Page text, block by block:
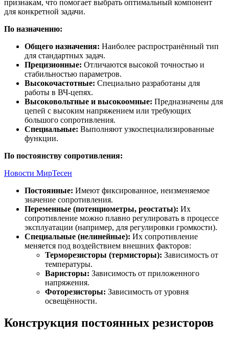
признакам, что помогает выбрать оптимальный компонент
для конкретной задачи.
По назначению:
Общего назначения: Наиболее распространённый тип
для стандартных задач.
Прецизионные: Отличаются высокой точностью и
стабильностью параметров.
Высокочастотные: Специально разработаны для
работы в ВЧ-цепях.
Высоковольтные и высокоомные: Предназначены для
цепей с высоким напряжением или требующих
большого сопротивления.
Специальные: Выполняют узкоспециализированные
функции.
По постоянству сопротивления:
Новости МирТесен
Постоянные: Имеют фиксированное, неизменяемое
значение сопротивления.
Переменные (потенциометры, реостаты): Их
сопротивление можно плавно регулировать в процессе
эксплуатации (например, для регулировки громкости).
Специальные (нелинейные): Их сопротивление
меняется под воздействием внешних факторов:
Терморезисторы (термисторы): Зависимость от
температуры.
Варисторы: Зависимость от приложенного
напряжения.
Фоторезисторы: Зависимость от уровня
освещённости.
Конструкция постоянных резисторов